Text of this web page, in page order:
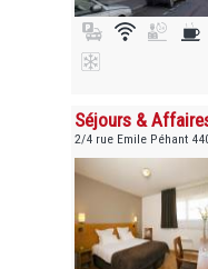
Séjours &
2/4 rue Emile Péhant